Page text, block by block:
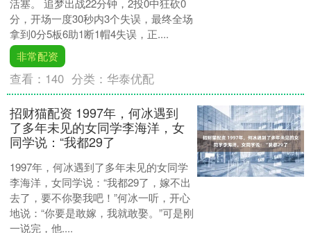
活塞。 追梦出战22分钟，2投0中狂砍0
分，开场一度30秒内3个失误，最终全场
拿到0分5板6助1断1帽4失误，正....
非常配资
查看： 140 分类：华泰优配
招财猫配资 1997年，何冰遇到
了多年未见的女同学李海洋，女
同学说：“我都29了
1997年，何冰遇到了多年未见的女同学
李海洋，女同学说：“我都29了，嫁不出
去了，要不你娶我吧！”何冰一听，开心
地说：“你要是敢嫁，我就敢娶。”可是刚
一说完，他....